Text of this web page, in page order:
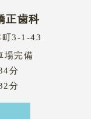
正歯科
3-1-43
場完備
分
分